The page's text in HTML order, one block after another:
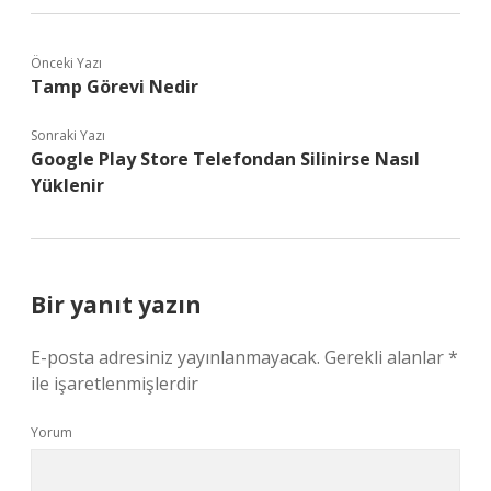
Önceki Yazı
Tamp Görevi Nedir
Sonraki Yazı
Google Play Store Telefondan Silinirse Nasıl
Yüklenir
Bir yanıt yazın
E-posta adresiniz yayınlanmayacak. Gerekli alanlar*
ile işaretlenmişlerdir
Yorum